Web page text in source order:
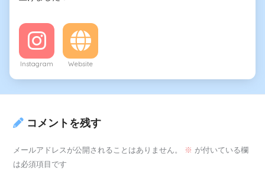
Instagram Website
コメントを残す
メールアドレスが公開されることはありません。 ※ が付いている欄
は必須項目です